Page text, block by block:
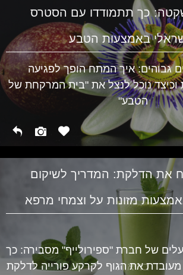
כך תתמודדו עם הסטרס
באמצעות הטבע
גבוהים: איך המתח הופך לפגיעה
נוכל לנצל את "בית המרקחת של
הטבע"
את הדלקת: המדריך לשיקום
מזונות על וצמחי מרפא
בריאות
של חברת "ספירולייף" מסבירה: כך
את הגוף לקרקע פורייה לדלקת